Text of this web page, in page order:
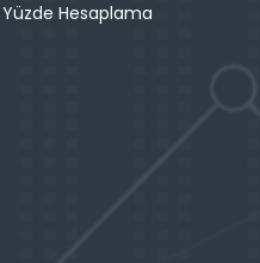
Yüzde Hesaplama